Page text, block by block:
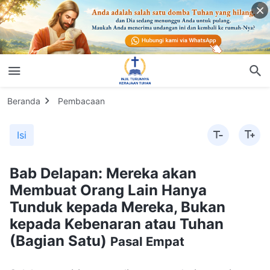
Beranda Pembacaan
Isi
Bab Delapan: Mereka akan
Membuat Orang Lain Hanya
Tunduk kepada Mereka, Bukan
kepada Kebenaran atau Tuhan
(Bagian Satu) Pasal Empat